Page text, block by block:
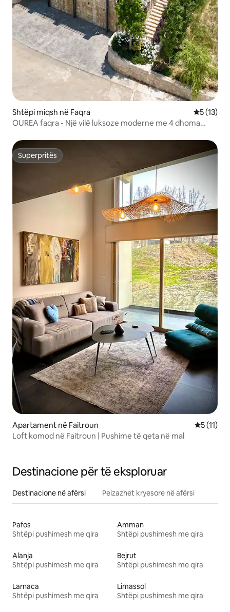
Shtëpi miqsh në Faqra Vlerësimi
5 (13)
OUREA faqra - Një vilë luksoze moderne me 4 dhoma
Superpritës
Superpritës
Apartament në Faitroun Vlerësimi
5 (11)
Loft komod në Faitroun | Pushime të qeta në mal
Destinacione për të eksploruar
Destinacione në afërsi Peizazhet kryesore në afërsi
Pafos
Shtëpi pushimesh me qira
Amman
Shtëpi pushimesh me qira
Alanja
Shtëpi pushimesh me qira
Bejrut
Shtëpi pushimesh me qira
Larnaca
Shtëpi pushimesh me qira
Limassol
Shtëpi pushimesh me qira